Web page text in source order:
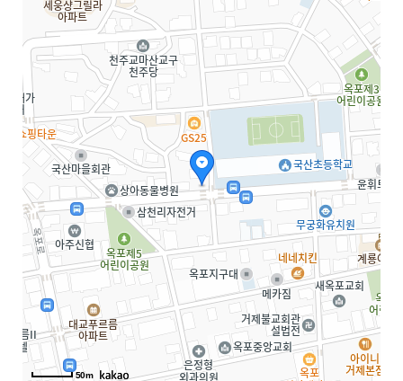
50m